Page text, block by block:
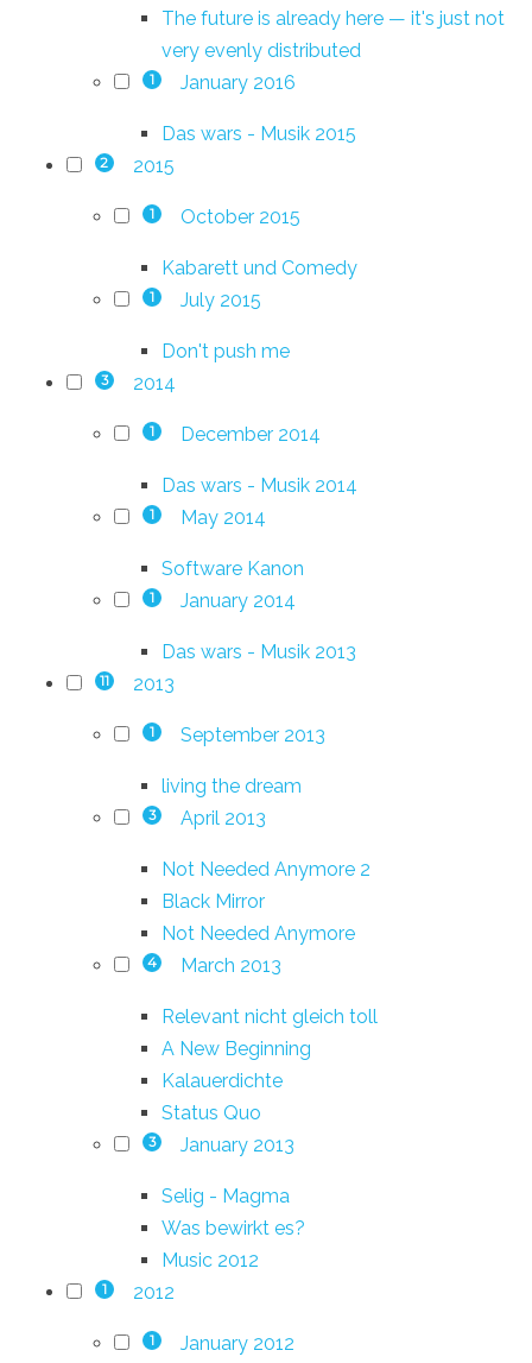
The future is already here — it's just not
very evenly distributed
1 January 2016
Das wars - Musik 2015
2 2015
1 October 2015
Kabarett und Comedy
1 July 2015
Don't push me
3 2014
1 December 2014
Das wars - Musik 2014
1 May 2014
Software Kanon
1 January 2014
Das wars - Musik 2013
11 2013
1 September 2013
living the dream
3 April 2013
Not Needed Anymore 2
Black Mirror
Not Needed Anymore
4 March 2013
Relevant nicht gleich toll
A New Beginning
Kalauerdichte
Status Quo
3 January 2013
Selig - Magma
Was bewirkt es?
Music 2012
1 2012
1 January 2012